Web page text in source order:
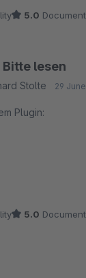
5.0
lesen
Stolte 29
Plugin:
einsetzen.
5.0